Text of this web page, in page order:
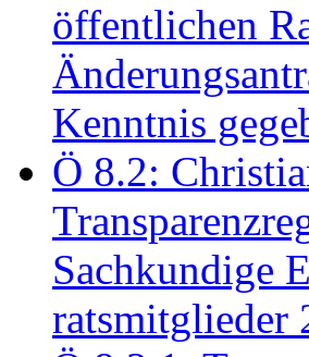
öffentlichen
Kenntnis
Ö 8.2:
Sachkundige
ratsmitglieder